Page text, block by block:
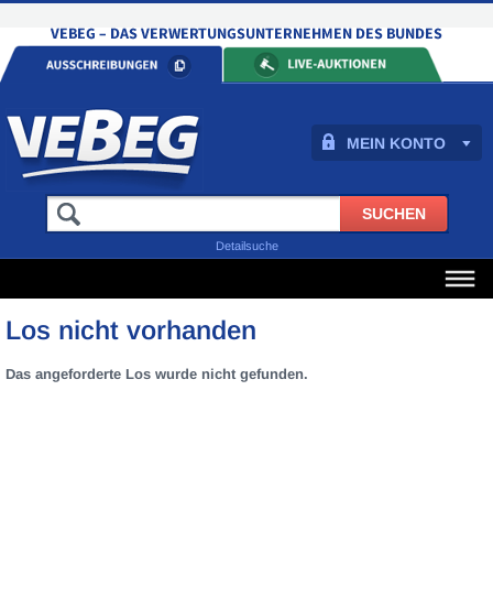
MEIN KONTO
Detailsuche
Los nicht vorhanden
Das angeforderte Los wurde nicht gefunden.